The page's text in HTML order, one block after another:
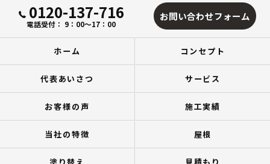
0120-137-716
電話受付： 9：00～17：00
お問い合わせフォーム
ホーム コンセプト
代表あいさつ サービス
お客様の声 施工実績
当社の特徴 屋根